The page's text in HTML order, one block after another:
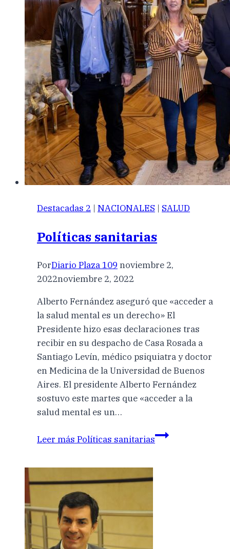
Destacadas 2 | NACIONALES | SALUD
Políticas sanitarias
PorDiario Plaza 109 noviembre 2,
2022noviembre 2, 2022
Alberto Fernández aseguró que «acceder a
la salud mental es un derecho» El
Presidente hizo esas declaraciones tras
recibir en su despacho de Casa Rosada a
Santiago Levín, médico psiquiatra y doctor
en Medicina de la Universidad de Buenos
Aires. El presidente Alberto Fernández
sostuvo este martes que «acceder a la
salud mental es un…
Leer más Políticas sanitarias